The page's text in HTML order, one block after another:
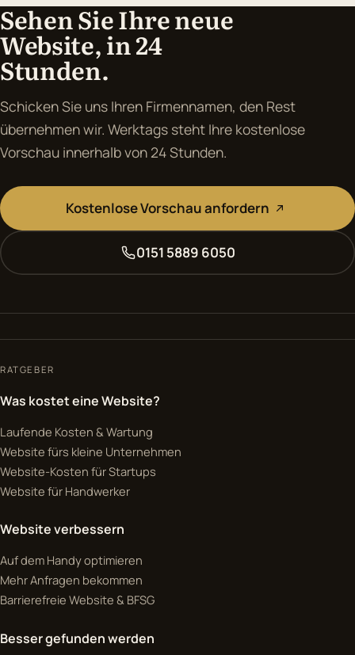
Sehen Sie Ihre neue
Website, in 24
Stunden.
Schicken Sie uns Ihren Firmennamen, den Rest
übernehmen wir. Werktags steht Ihre kostenlose
Vorschau innerhalb von 24 Stunden.
Kostenlose Vorschau anfordern
0151 5889 6050
RATGEBER
Was kostet eine Website?
Laufende Kosten & Wartung
Website fürs kleine Unternehmen
Website-Kosten für Startups
Website für Handwerker
Website verbessern
Auf dem Handy optimieren
Mehr Anfragen bekommen
Barrierefreie Website & BFSG
Besser gefunden werden